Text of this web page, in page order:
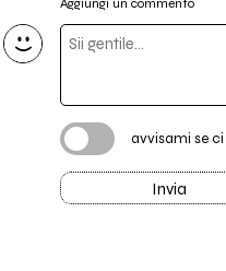
Aggiungi un commento
avvisami se
Invia